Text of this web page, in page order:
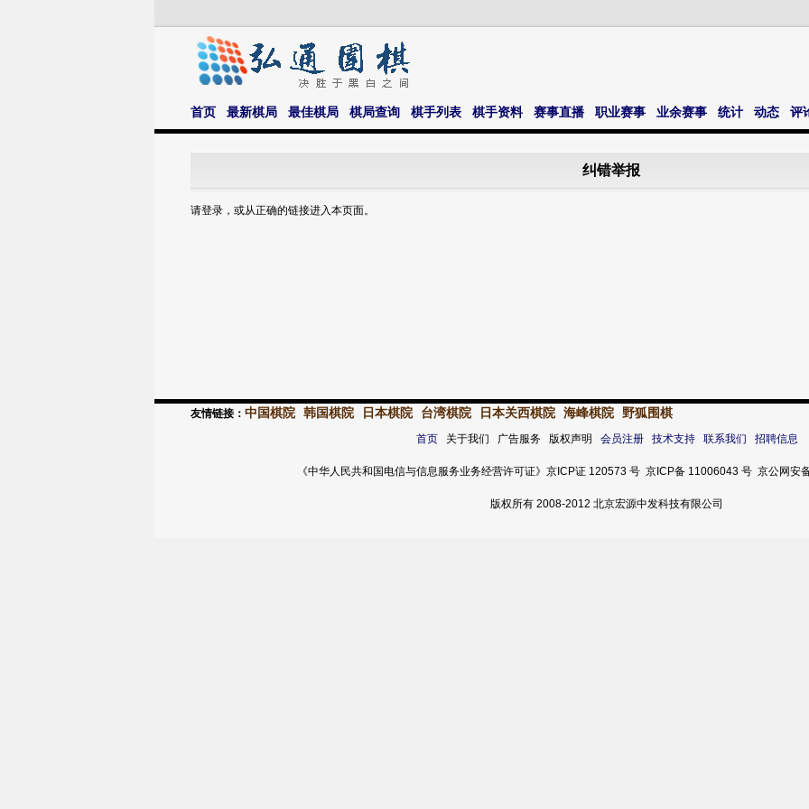
首页 最新棋局 最佳棋局 棋局查询 棋手列表 棋手资料 赛事直播 职业赛事 业余赛事 统计 动态 评
纠错举报
请登录，或从正确的链接进入本页面。
友情链接： 中国棋院 韩国棋院 日本棋院 台湾棋院 日本关西棋院 海峰棋院 野狐围棋
首页关于我们 广告服务 版权声明 会员注册 技术支持 联系我们 招聘信息
《中华人民共和国电信与信息服务业务经营许可证》京ICP证 120573 号 京ICP备 11006043 号 京公网安
版权所有 2008-2012 北京宏源中发科技有限公司